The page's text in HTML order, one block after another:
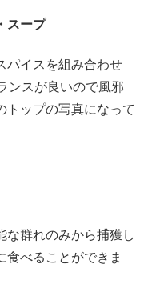
スープ
パイスを組み合わせ
ンスが良いので風邪
トップの写真になって
な群れのみから捕獲し
食べることができま